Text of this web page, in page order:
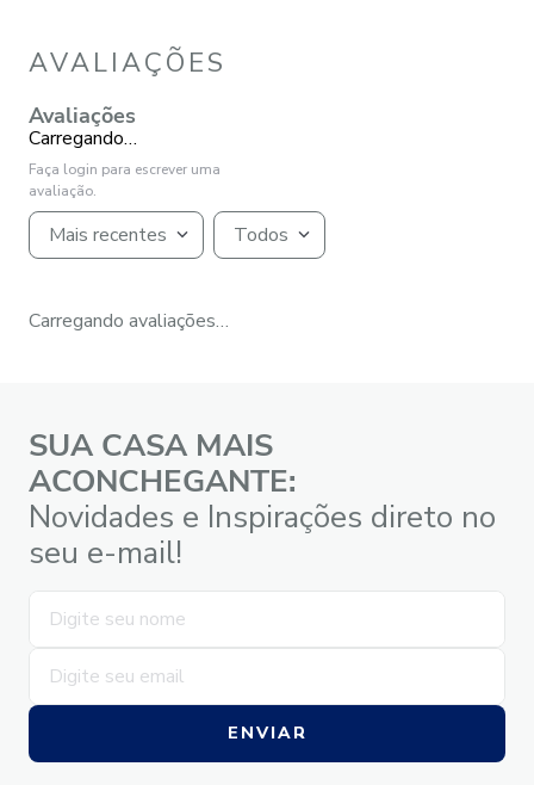
AVALIAÇÕES
Avaliações
Carregando…
Faça login para escrever uma
avaliação.
Mais recentes Todos
Carregando avaliações…
SUA CASA MAIS
ACONCHEGANTE:
Novidades e Inspirações direto no
seu e-mail!
ENVIAR